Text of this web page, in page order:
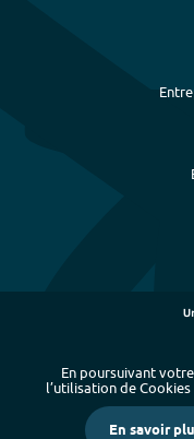
Plan du
Mentions légales et
En poursuivant
l’utilisation de
En savoir